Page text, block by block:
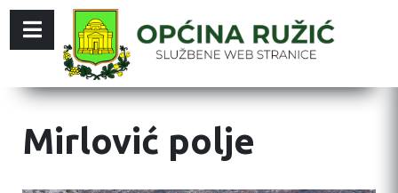
Mirlović polje